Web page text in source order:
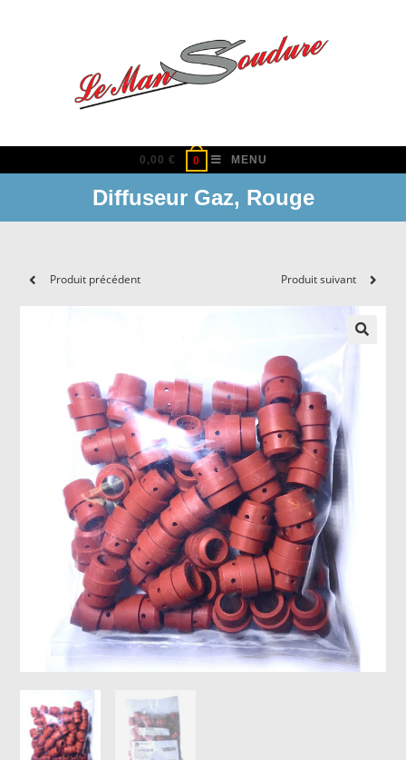
0,00 € 0 MENU
Diffuseur Gaz, Rouge
Produit précédent Produit suivant